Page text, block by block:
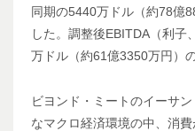
同期の5440万ドル（約78億
した。調整後EBITDA（利子
万ドル（約61億3350万円）
ビヨンド・ミートのイーサ
なマクロ経済環境の中、消